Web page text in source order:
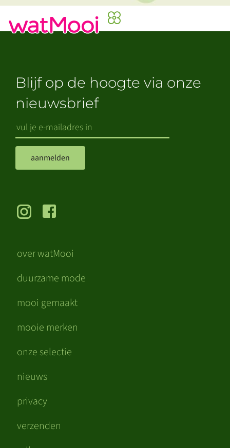
over watMooi
duurzame mode
mooi gemaakt
mooie merken
onze selectie
nieuws
privacy
verzenden
Blijf op de hoogte via onze
nieuwsbrief
aanmelden